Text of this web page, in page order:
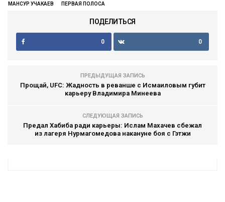
МАНСУР УЧАКАЕВ ПЕРВАЯ ПОЛОСА
ПОДЕЛИТЬСЯ
0 0
ПРЕДЫДУЩАЯ ЗАПИСЬ
Прощай, UFC: Жадность в реванше с Исмаиловым губит
карьеру Владимира Минеева
СЛЕДУЮЩАЯ ЗАПИСЬ
Предал Хабиба ради карьеры: Ислам Махачев сбежал
из лагеря Нурмагомедова накануне боя с Гэтжи